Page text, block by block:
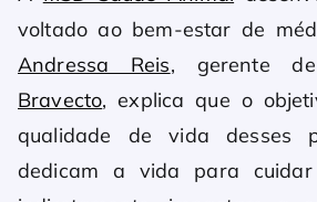
voltado ao bem-estar de
Andressa Reis, gerente
Bravecto, explica que o
qualidade de vida desses
dedicam a vida para